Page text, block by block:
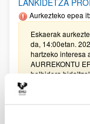
Aurkezteko epea
Eskaerak
da, 14:00etan.
hartzeko interesa
AURREKONTU
helbidera
Unibertsitatea-